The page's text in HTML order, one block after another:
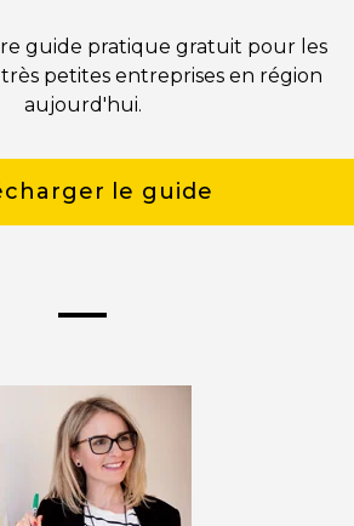
guide pratique gratuit pour les
petites entreprises en région
aujourd'hui.
le guide